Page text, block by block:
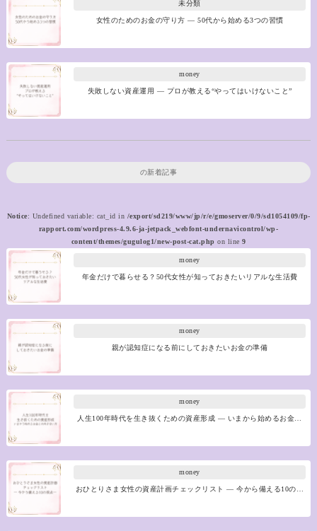
未分類
女性のためのお金の守り方 ― 50代から始める3つの習慣
money
失敗しない資産運用 ― プロが教える“やってはいけないこと”
の新着記事
Notice: Undefined variable: cat_id in /export/sd219/www/jp/r/e/gmoserver/0/9/sd1054109/fp-
rapport.com/wordpress-4.9.6-ja-jetpack_webfont-undernavicontrol/wp-
content/themes/gugulog1/new-post-cat.php on line 9
money
年金だけで暮らせる？50代女性が知っておきたいリアルな生活費
money
親が認知症になる前にしておきたいお金の準備
money
人生100年時代を生き抜くための資産形成 ― いまから始めるお金…
money
おひとりさま女性の資産計画チェックリスト ― 今から備える10の…